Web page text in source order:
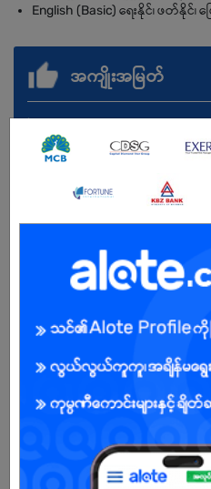
English (Basic) ရေးနိုင်၊ ဖတ်နိုင်၊
အကျိုးအမြတ်
.
အခွင့်အရေးရှိသူ : ကျား/မ